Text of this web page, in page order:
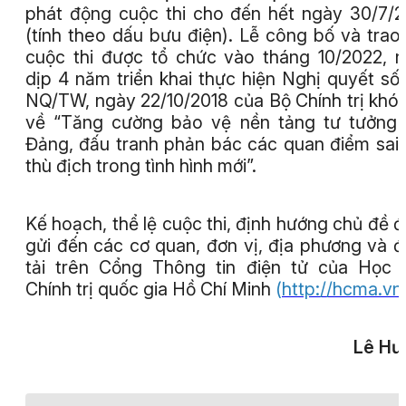
phát động cuộc thi cho đến hết ngày 30/7/
(tính theo dấu bưu điện). Lễ công bố và trao
cuộc thi được tổ chức vào tháng 10/2022,
dịp 4 năm triển khai thực hiện Nghị quyết
NQ/TW, ngày 22/10/2018 của Bộ Chính trị
về “Tăng cường bảo vệ nền tảng tư tưởng
Đảng, đấu tranh phản bác các quan điểm sai
thù địch trong tình hình mới”.
Kế hoạch, thể lệ cuộc thi, định hướng chủ đề
gửi đến các cơ quan, đơn vị, địa phương và
tải trên Cổng Thông tin điện tử của Học
Chính trị quốc gia Hồ Chí Minh (http://hcma.vn
Lê